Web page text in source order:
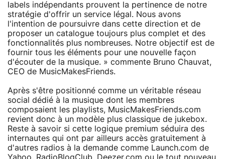
labels indépendants prouvent la pertinence de notre
stratégie d'offrir un service légal. Nous avons
l'intention de poursuivre dans cette direction et de
proposer un catalogue toujours plus complet et des
fonctionnalités plus nombreuses. Notre objectif est de
fournir tous les éléments pour une nouvelle façon
d'écouter de la musique. » commente Bruno Chauvat,
CEO de MusicMakesFriends.
Après s'être positionné comme un véritable réseau
social dédié à la musique dont les membres
composaient les playlists, MusicMakesFriends.com
revient donc à un modèle plus classique de jukebox.
Reste à savoir si cette logique premium séduira des
internautes qui ont par ailleurs accès gratuitement à
d'autres radios à la demande comme Launch.com de
Yahoo, RadioBlogClub, Deezer.com ou le tout nouveau